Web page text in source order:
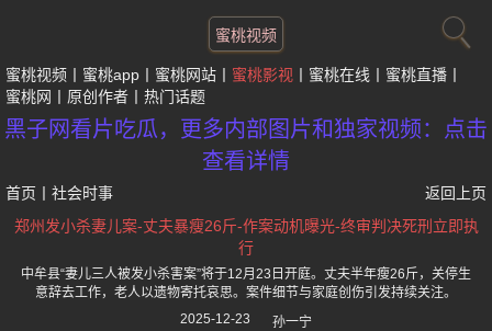
蜜桃视频
蜜桃视频 蜜桃app 蜜桃网站 蜜桃影视 蜜桃在线
蜜桃直播
蜜桃网
原创作者 热门话题
黑子网看片吃瓜，更多内部图片和独家视频：点击
查看详情
首页 社会时事
返回上页
郑州发小杀妻儿案-丈夫暴瘦26斤-作案动机曝光-终审判决死刑立即执
行
中牟县“妻儿三人被发小杀害案”将于12月23日开庭。丈夫半年瘦26斤，关停生
意辞去工作，老人以遗物寄托哀思。案件细节与家庭创伤引发持续关注。
2025-12-23
孙一宁